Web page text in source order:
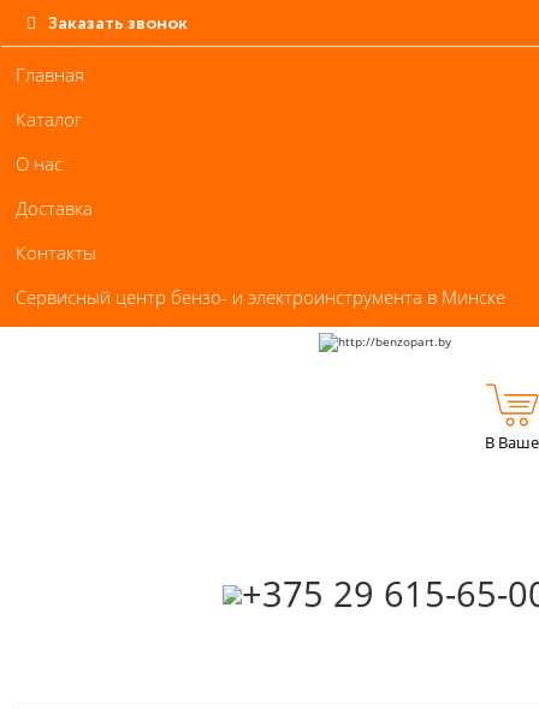
Заказать звонок
Главная
Каталог
О нас
Доставка
Контакты
Сервисный центр бензо- и электроинструмента в Минске
‎+375 29 615-65-
В